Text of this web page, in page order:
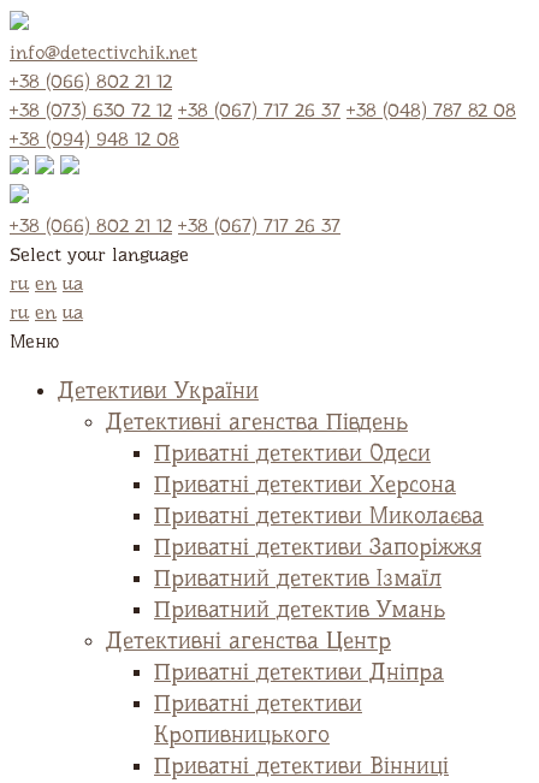
info@detectivchik.net
+38 (066) 802 21 12
+38 (073) 630 72 12 +38 (067) 717 26 37 +38 (048) 787 82 08
+38 (094) 948 12 08
+38 (066) 802 21 12 +38 (067) 717 26 37
Select your language
ru en ua
ru en ua
Меню
Детективи України
Детективні агенства Південь
Приватні детективи Одеси
Приватні детективи Херсона
Приватні детективи Миколаєва
Приватні детективи Запоріжжя
Приватний детектив Ізмаїл
Приватний детектив Умань
Детективні агенства Центр
Приватні детективи Дніпра
Приватні детективи
Кропивницького
Приватні детективи Вінниці